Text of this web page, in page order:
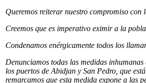
Queremos reiterar nuestro compromiso
Creemos que es imperativo eximir a la
Condenamos enérgicamente todos los
Denunciamos todas las medidas
los puertos de Abidjan y San Pedro, que
remarcamos que esta medida expone a las